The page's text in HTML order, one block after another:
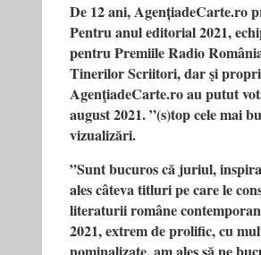
De 12 ani, AgențiadeCarte.ro
Pentru anul editorial 2021,
pentru Premiile Radio
Tinerilor Scriitori, dar şi
AgenţiadeCarte.ro au putut
august 2021. ”(s)top cele mai
vizualizări.
”Sunt bucuros că juriul,
ales câteva titluri pe care le
literaturii române
2021, extrem de prolific, cu